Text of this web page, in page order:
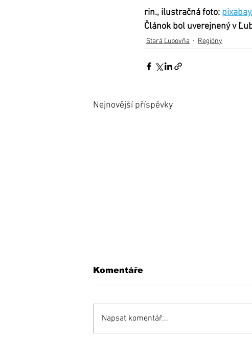
rin., ilustračná foto:
Článok bol uverejnený v
Stará Ľubovňa Regióny
Nejnovější příspěvky
Komentáře
Napsat komentář...